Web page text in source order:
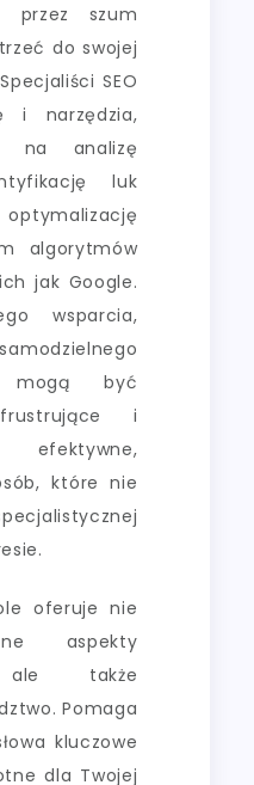
przez szum
do swojej
SEO
i narzędzia,
na analizę
luk
algorytmów
jak Google.
wsparcia,
mogą być
frustrujące i
które nie
oferuje nie
aspekty
ale także
Pomaga
kluczowe
dla Twojej